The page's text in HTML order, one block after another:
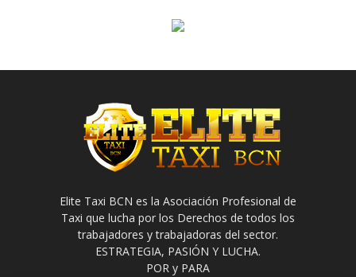
Elite Taxi BCN es la Asociación Profesional de
Taxi que lucha por los Derechos de todos los
trabajadores y trabajadoras del sector.
ESTRATEGIA, PASIÓN Y LUCHA.
POR y PARA